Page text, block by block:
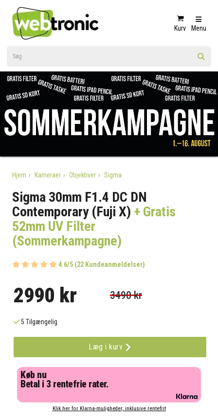
Kurv Menu
Hjem Kameraer Objektiver Sigma
Sigma 30mm F1.4 DC DN
Contemporary (Fuji X) + Gratis
52mm UV Filter
(Sommerkampagne)
4.6/5 (22 Kundeanmeldelser)
2990 kr 3490 kr
5 Tilgængelig
Læg i kurv
Køb nu
Betal i 3 rentefrie rater.
Klik her for Klarna-muligheder, inklusive rentefrit